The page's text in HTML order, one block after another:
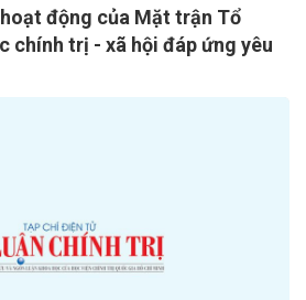
động của Mặt trận Tổ
chính trị - xã hội đáp ứng yêu